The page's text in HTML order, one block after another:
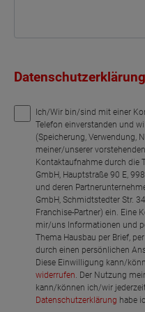
Datenschutzerklärung
Ich/Wir bin/sind mit einer
Telefon einverstanden und
(Speicherung, Verwendung,
meiner/unserer
Kontaktaufnahme durch die
GmbH, Hauptstraße 90 E,
und deren
GmbH, Schmidtstedter Str.
Franchise-Partner) ein. Eine
mir/uns Informationen und
Thema Hausbau per Brief,
durch einen persönlichen
Diese Einwilligung kann/
widerrufen . Der Nutzung
kann/können ich/wir
Datenschutzerklärung habe